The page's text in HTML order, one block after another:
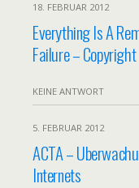
18. FEBRUAR 2012
Everything Is A
Failure – Copyright
KEINE ANTWORT
5. FEBRUAR 2012
ACTA –
Internets